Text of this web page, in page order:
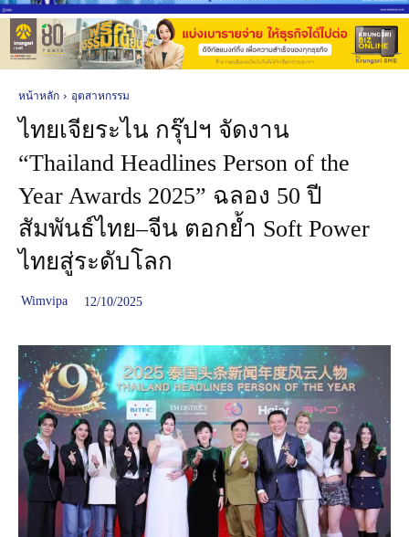
หน้าหลัก อุตสาหกรรม
ไทยเจียระไน กรุ๊ปฯ จัดงาน
“Thailand Headlines Person of the
Year Awards 2025” ฉลอง 50 ปี
สัมพันธ์ไทย–จีน ตอกย้ำ Soft Power
ไทยสู่ระดับโลก
Wimvipa 12/10/2025